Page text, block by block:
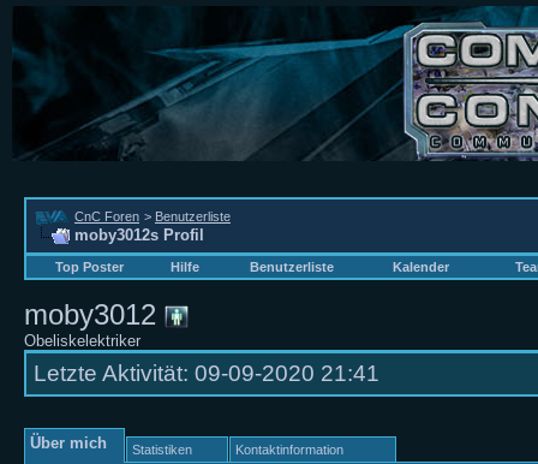
CnC Foren > Benutzerliste
moby3012s Profil
Top Poster Hilfe Benutzerliste Kalender
moby3012
Obeliskelektriker
Letzte Aktivität: 09-09-2020 21:41
Über mich Statistiken Kontaktinformation